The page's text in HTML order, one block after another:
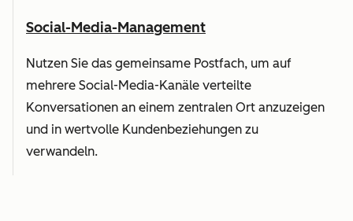
Social-Media-Management
Nutzen Sie das gemeinsame Postfach, um auf
mehrere Social-Media-Kanäle verteilte
Konversationen an einem zentralen Ort anzuzeigen
und in wertvolle Kundenbeziehungen zu
verwandeln.